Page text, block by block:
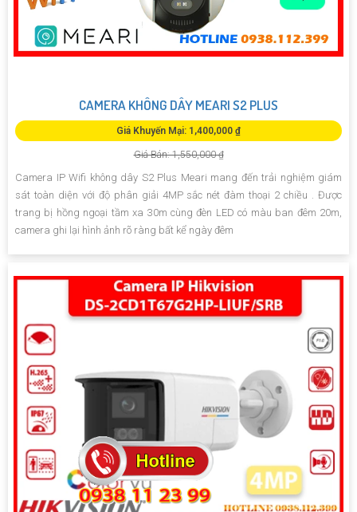
CAMERA KHÔNG DÂY MEARI S2 PLUS
Giá Khuyến Mại: 1,400,000 ₫
Giá Bán: 1,550,000 ₫
Camera IP Wifi không dây S2 Plus Meari mang đến trải nghiệm giám
sát toàn diện với độ phân giải 4MP sắc nét đàm thoại 2 chiều . Được
trang bị hồng ngoại tầm xa 30m cùng đèn LED có màu ban đêm 20m,
camera ghi lại hình ảnh rõ ràng bất kể ngày đêm